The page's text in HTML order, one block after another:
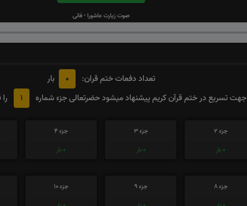
صوت زیارت عاشورا - فانی
تعداد دفعات ختم قران: 0
بار
جهت تسریع در ختم قرآن کریم پیشنهاد میشود حضرتعالی جزء شماره
1
جزء 2
0 بار
جزء 3
0 بار
جزء 4
0 بار
جزء 8
جزء 9
جزء 10